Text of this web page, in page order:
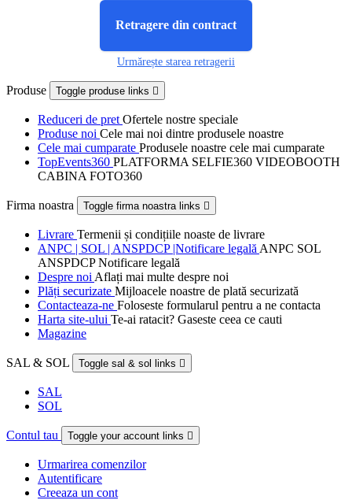
Retragere din contract
Urmărește starea retragerii
Produse Toggle produse links 
Reduceri de pret Ofertele nostre speciale
Produse noi Cele mai noi dintre produsele noastre
Cele mai cumparate Produsele noastre cele mai cumparate
TopEvents360 PLATFORMA SELFIE360 VIDEOBOOTH
CABINA FOTO360
Firma noastra Toggle firma noastra links 
Livrare Termenii și condițiile noaste de livrare
ANPC | SOL | ANSPDCP |Notificare legală ANPC SOL
ANSPDCP Notificare legală
Despre noi Aflați mai multe despre noi
Plăți securizate Mijloacele noastre de plată securizată
Contacteaza-ne Foloseste formularul pentru a ne contacta
Harta site-ului Te-ai ratacit? Gaseste ceea ce cauti
Magazine
SAL & SOL Toggle sal & sol links 
SAL
SOL
Contul tau Toggle your account links 
Urmarirea comenzilor
Autentificare
Creeaza un cont